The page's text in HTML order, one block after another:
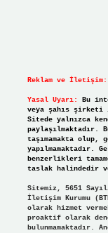
Reklam ve İletişim:
Yasal Uyarı:
Bu
veya şahıs şirketi
Sitede yalnızca
taşımamakta olup,
yapılmamaktadır.
benzerlikleri
taslak halindedir
Sitemiz, 5651
İletişim Kurumu
olarak hizmet
proaktif olarak
bulunmamaktadır.